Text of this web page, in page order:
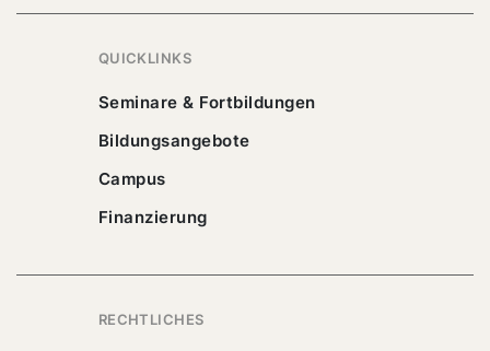
QUICKLINKS
Seminare & Fortbildungen
Bildungsangebote
Campus
Finanzierung
RECHTLICHES